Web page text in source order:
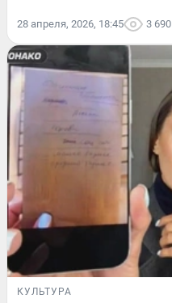
28 апреля, 2026, 18:45 3 690
КУЛЬТУРА